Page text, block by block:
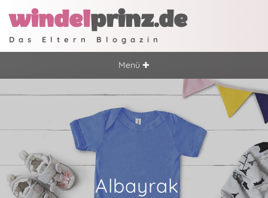
windelprinz.de
Das Eltern Blogazin
Menü ✚
Albayrak